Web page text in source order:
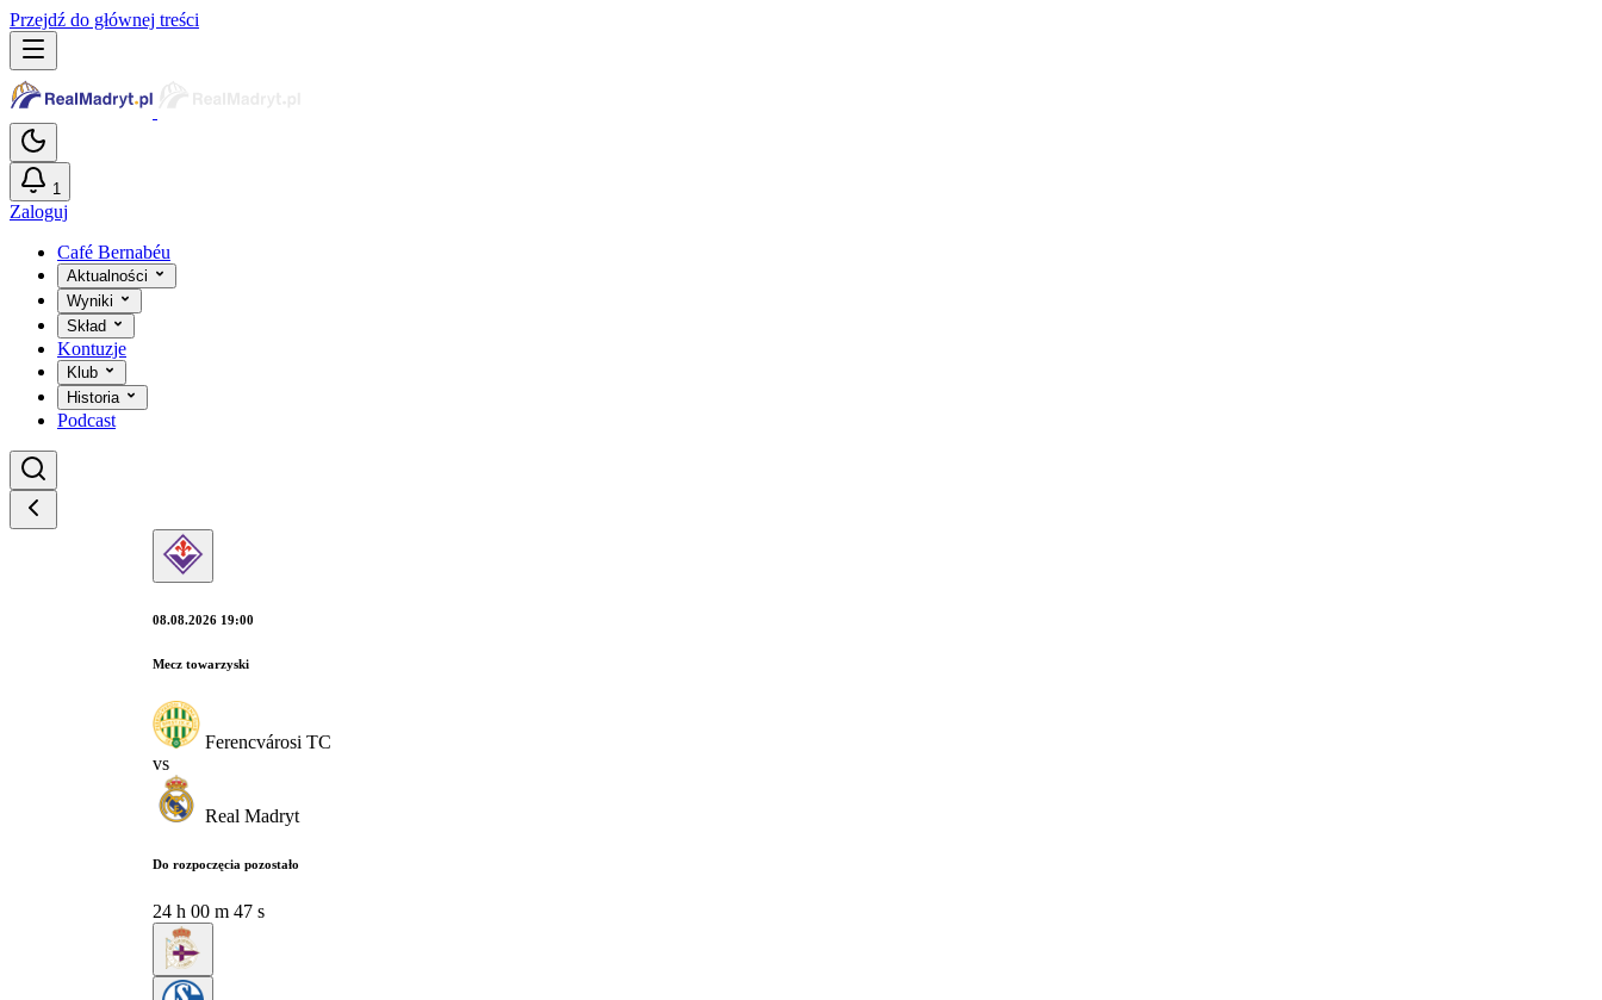
Przejdź do głównej treści
1
Zaloguj
Café Bernabéu
Aktualności
Wyniki
Skład
Kontuzje
Klub
Historia
Podcast
08.08.2026 19:00
Mecz towarzyski
Ferencvárosi TC
vs
Real Madryt
Do rozpoczęcia pozostało
24 h 00 m 46 s